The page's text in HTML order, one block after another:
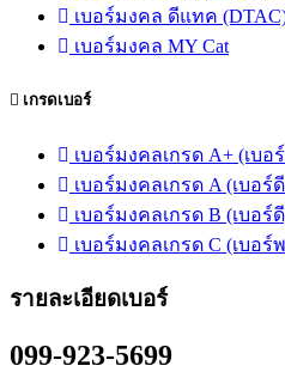
เบอร์มงคล ดีแทค
เบอร์มงคล MY Cat
เกรดเบอร์
เบอร์มงคลเกรด A+ (เบ
เบอร์มงคลเกรด A (เบอร์
เบอร์มงคลเกรด B (เบอร์
เบอร์มงคลเกรด C (เบอร์
รายละเอียดเบอร์
099-923-5699